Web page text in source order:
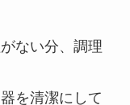
ない分、調理
を清潔にして